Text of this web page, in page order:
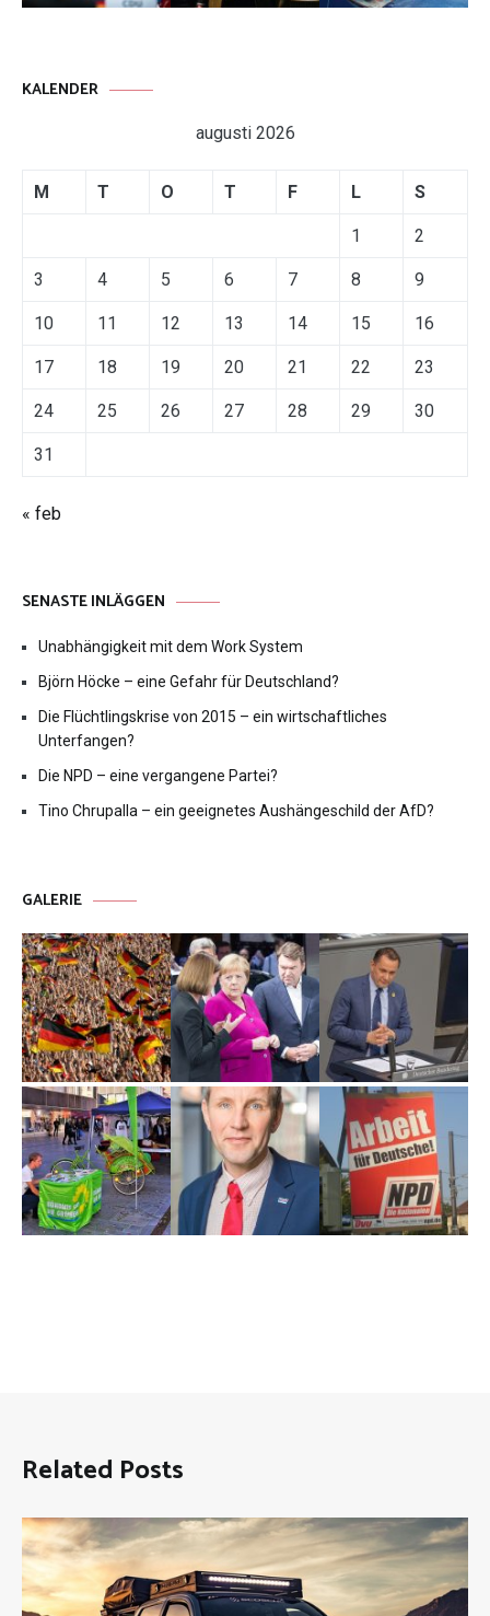
KALENDER
augusti 2026
M T O T F L S
1 2
3 4 5 6 7 8 9
10 11 12 13 14 15 16
17 18 19 20 21 22 23
24 25 26 27 28 29 30
31
« feb
SENASTE INLÄGGEN
Unabhängigkeit mit dem Work System
Björn Höcke – eine Gefahr für Deutschland?
Die Flüchtlingskrise von 2015 – ein wirtschaftliches
Unterfangen?
Die NPD – eine vergangene Partei?
Tino Chrupalla – ein geeignetes Aushängeschild der AfD?
GALERIE
Related Posts